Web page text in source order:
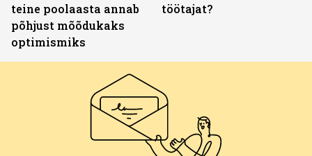
teine poolaasta annab
põhjust mõõdukaks
optimismiks
töötajat?